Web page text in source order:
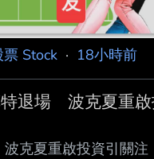
韓國科技和創新行
票 Stock · 18小時前
退場 波克夏重啟
克夏重啟投資引關注